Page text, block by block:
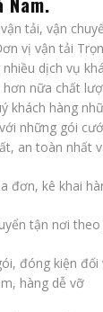
tải, vận
vị vận tải
dịch vụ
nữa chất
khách hàng
những gói
an toàn nhất
đơn, kê khai
tận nơi theo
đóng kiện đối
hàng dễ vỡ